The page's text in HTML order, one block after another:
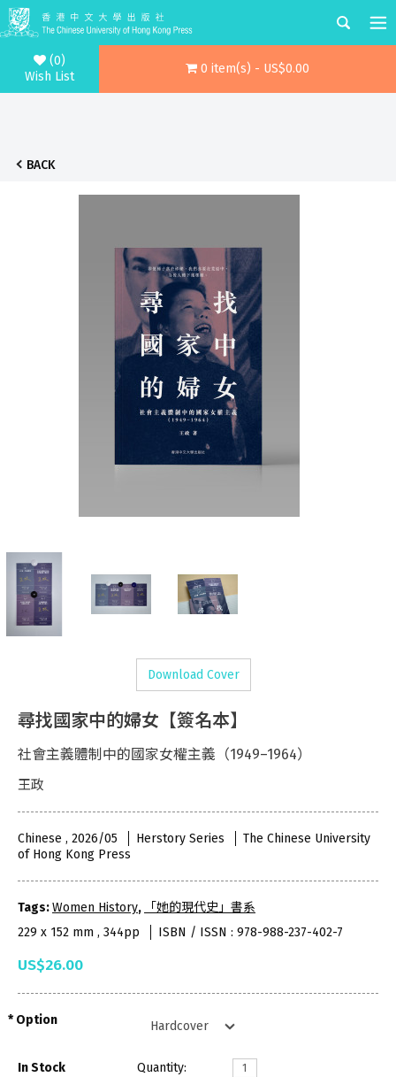
(0)
Wish List
0 item(s) - US$0.00
BACK
Download Cover
尋找國家中的婦女【簽名本】
社會主義體制中的國家女權主義（1949–1964）
王政
Chinese , 2026/05 Herstory Series
The Chinese University
of Hong Kong Press
Tags:Women History,
「她的現代史」書系
229 x 152 mm , 344pp
ISBN / ISSN : 978-988-237-402-7
US$26.00
Option
In Stock Quantity: